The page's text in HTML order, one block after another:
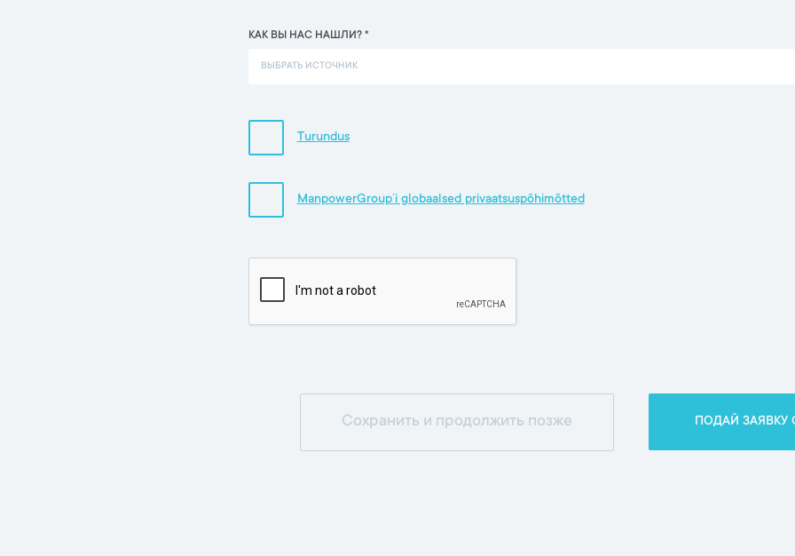
КАК ВЫ НАС НАШЛИ? *
ВЫБРАТЬ ИСТОЧНИК
Turundus
ManpowerGroup´i globaalsed privaatsuspõhimõtted